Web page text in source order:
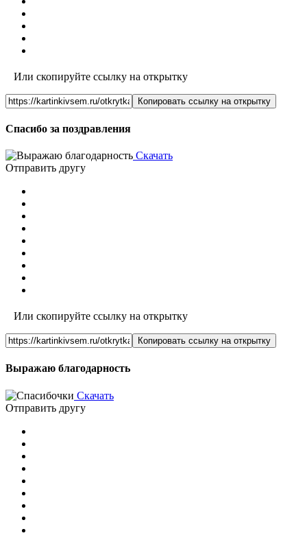
Или скопируйте ссылку на открытку
Копировать ссылку на открытку
Спасибо за поздравления
Скачать
Отправить другу
Или скопируйте ссылку на открытку
Копировать ссылку на открытку
Выражаю благодарность
Скачать
Отправить другу